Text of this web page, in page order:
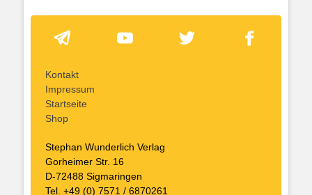
Kontakt
Impressum
Startseite
Shop
Stephan Wunderlich Verlag
Gorheimer Str. 16
D-72488 Sigmaringen
Tel. +49 (0) 7571 / 6870261